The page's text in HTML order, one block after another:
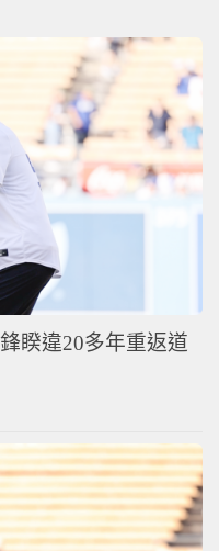
睽違20多年重返道